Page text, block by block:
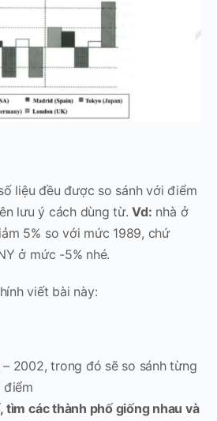
liệu đều được so sánh với điểm
lưu ý cách dùng từ.Vd: nhà ở
5% so với mức 1989, chứ
ở mức -5% nhé.
viết bài này:
– 2002, trong đó sẽ so sánh từng
điểm
tìm các thành phố giống nhau và